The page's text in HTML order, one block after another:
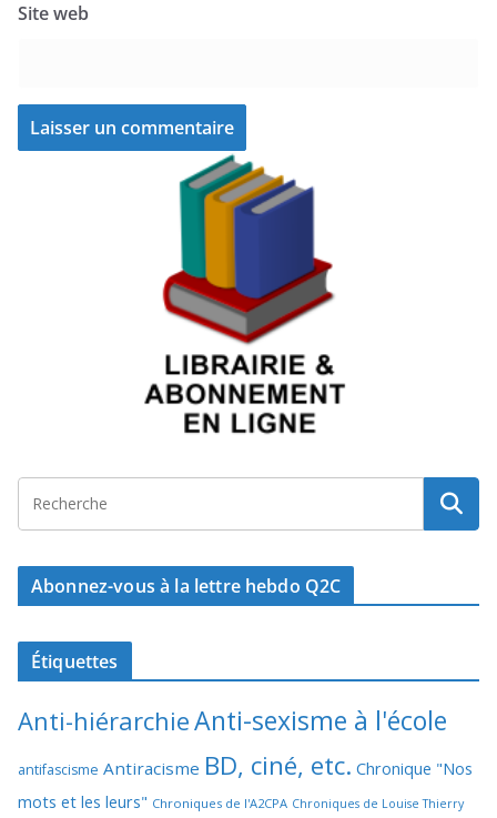
Site web
Abonnez-vous à la lettre hebdo Q2C
Étiquettes
Anti-hiérarchieAnti-sexisme à l'école
antifascisme Antiracisme BD, ciné, etc. Chronique "Nos
mots et les leurs" Chroniques de l'A2CPA Chroniques de Louise Thierry